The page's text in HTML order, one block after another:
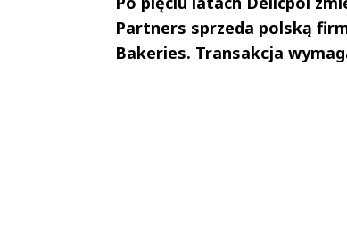
Partners sprzeda polską
Bakeries. Transakcja
Andrzej i Marta